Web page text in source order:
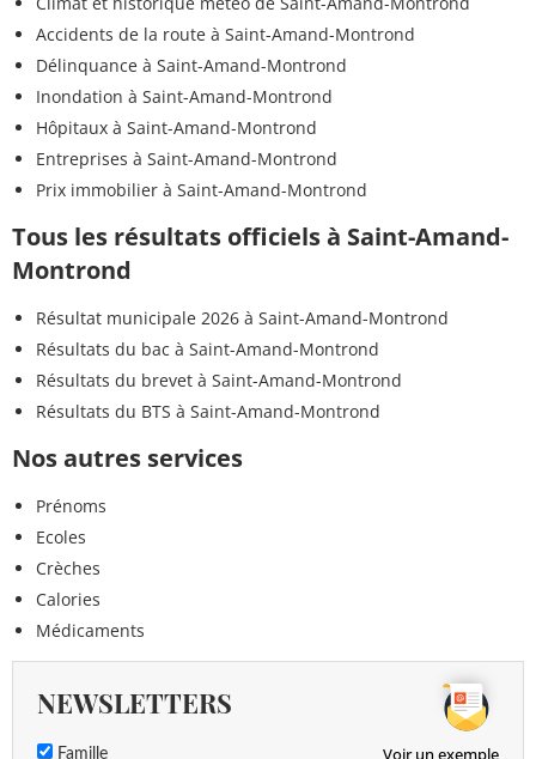
Accidents de la route à Saint-Amand-Montrond
Délinquance à Saint-Amand-Montrond
Inondation à Saint-Amand-Montrond
Hôpitaux à Saint-Amand-Montrond
Entreprises à Saint-Amand-Montrond
Prix immobilier à Saint-Amand-Montrond
Tous les résultats officiels à Saint-Amand-
Montrond
Résultat municipale 2026 à Saint-Amand-Montrond
Résultats du bac à Saint-Amand-Montrond
Résultats du brevet à Saint-Amand-Montrond
Résultats du BTS à Saint-Amand-Montrond
Nos autres services
Prénoms
Ecoles
Crèches
Calories
Médicaments
NEWSLETTERS
Famille Voir un exemple